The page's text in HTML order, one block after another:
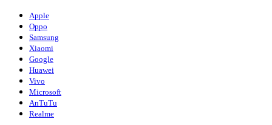
Apple
Oppo
Samsung
Xiaomi
Google
Huawei
Vivo
Microsoft
AnTuTu
Realme